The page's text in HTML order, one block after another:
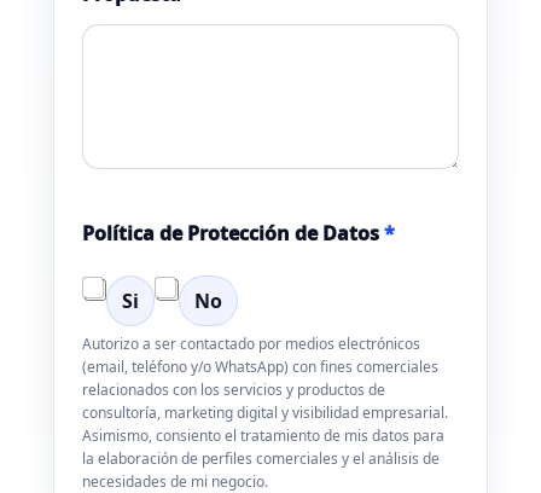
e
n
o
o
m
r
e
Política de Protección de Datos*
Si No
Autorizo a ser contactado por medios electrónicos
(email, teléfono y/o WhatsApp) con fines comerciales
relacionados con los servicios y productos de
consultoría, marketing digital y visibilidad empresarial.
Asimismo, consiento el tratamiento de mis datos para
la elaboración de perfiles comerciales y el análisis de
necesidades de mi negocio.